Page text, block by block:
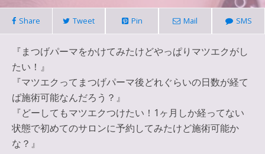
Share Tweet Pin Mail SMS
『まつげパーマをかけてみたけどやっぱりマツエクがし
たい！』
『マツエクってまつげパーマ後どれぐらいの日数が経て
ば施術可能なんだろう？』
『どーしてもマツエクつけたい！1ヶ月しか経ってない
状態で初めてのサロンに予約してみたけど施術可能か
な？』